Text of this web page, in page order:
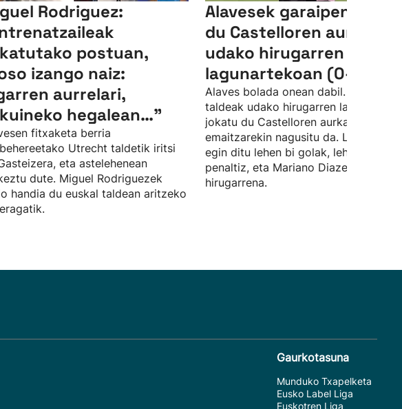
Rodriguez:
postuan,
izango naiz:
aurrelari,
hegalean…”
fitxaketa berria
Utrecht taldetik iritsi
eta astelehenean
dute. Miguel Rodriguezek
handia du euskal taldean aritzeko
Alavesek garaipena
du Castelloren aurka
udako hirugarren
lagunartekoan (0-3)
Alaves bolada onean dabil. Gasteizko
taldeak udako hirugarren
jokatu du Castelloren aurka, eta 0-
emaitzarekin nagusitu da. Lucas
egin ditu lehen bi golak, lehena
penaltiz, eta Mariano Diazek sartu du
hirugarrena.
Gaurkotasuna
Munduko Txapelketa
Eusko Label Liga
Euskotren Liga